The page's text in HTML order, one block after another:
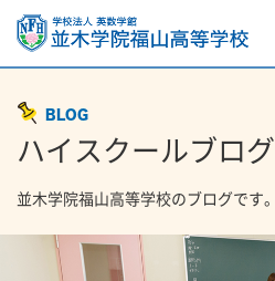
BLOG
ハイスクールブログ
並木学院福山高等学校のブログです。